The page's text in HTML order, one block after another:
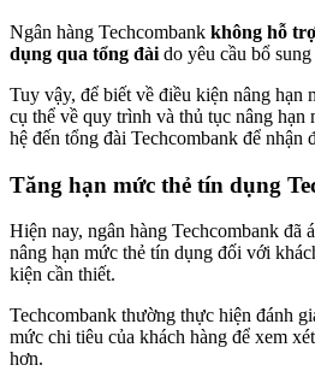
Ngân hàng Techcombank không hỗ
dụng qua tổng đài do yêu cầu bổ
Tuy vậy, để biết về điều kiện nâng hạn
cụ thể về quy trình và thủ tục nâng hạn
hệ đến tổng đài Techcombank để nhận
Tăng hạn mức thẻ tín dụng
Hiện nay, ngân hàng Techcombank đã
nâng hạn mức thẻ tín dụng đối với
kiện cần thiết.
Techcombank thường thực hiện đánh
mức chi tiêu của khách hàng để xem
hơn.